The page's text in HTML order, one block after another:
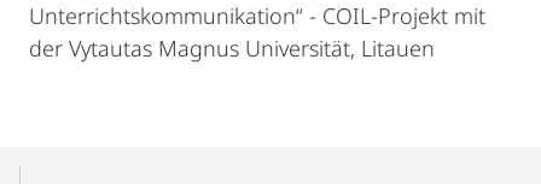
Unterrichtskommunikation“ - COIL-Projekt mit
der Vytautas Magnus Universität, Litauen